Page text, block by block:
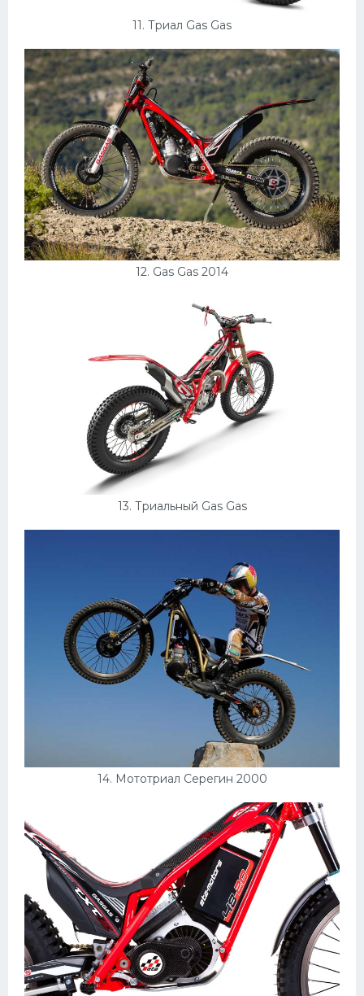
11. Триал Gas Gas
12. Gas Gas 2014
13. Триальный Gas Gas
14. Мототриал Серегин 2000